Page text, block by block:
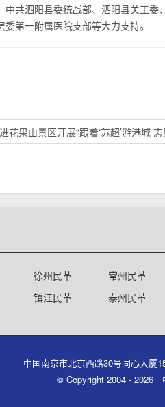
中共泗阳县委统战部、泗阳县关工
第一附属医院支部等大力支持。
花果山景区开展“跟着‘苏超’游港城
徐州民革
常州民革
镇江民革 泰州民革
中国南京市北京西路30号同心大厦
© Copyright 2004 - 2026